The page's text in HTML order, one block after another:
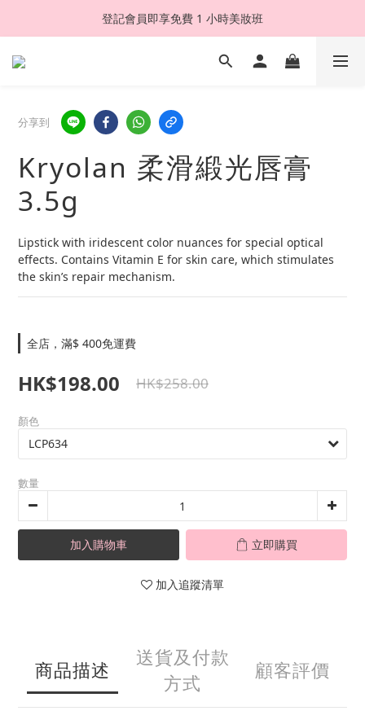
登記會員即享免費 1 小時美妝班
分享到
Kryolan 柔滑緞光唇膏
3.5g
Lipstick with iridescent color nuances for special optical
effects. Contains Vitamin E for skin care, which stimulates
the skin’s repair mechanism.
全店，滿$ 400免運費
HK$198.00 HK$258.00
顏色
數量
加入購物車 立即購買
加入追蹤清單
商品描述
送貨及付款
方式
顧客評價